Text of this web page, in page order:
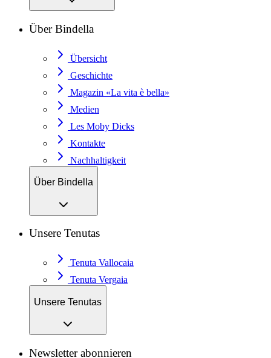
Über Bindella
Übersicht
Geschichte
Magazin «La vita è bella»
Medien
Les Moby Dicks
Kontakte
Nachhaltigkeit
Über Bindella
Unsere Tenutas
Tenuta Vallocaia
Tenuta Vergaia
Unsere Tenutas
Newsletter abonnieren